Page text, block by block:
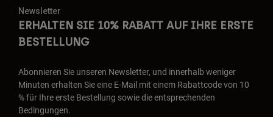
Newsletter
ERHALTEN SIE 10% RABATT AUF IHRE ERSTE
BESTELLUNG
Abonnieren Sie unseren Newsletter, und innerhalb weniger
Minuten erhalten Sie eine E-Mail mit einem Rabattcode von 10
% für Ihre erste Bestellung sowie die entsprechenden
Bedingungen.